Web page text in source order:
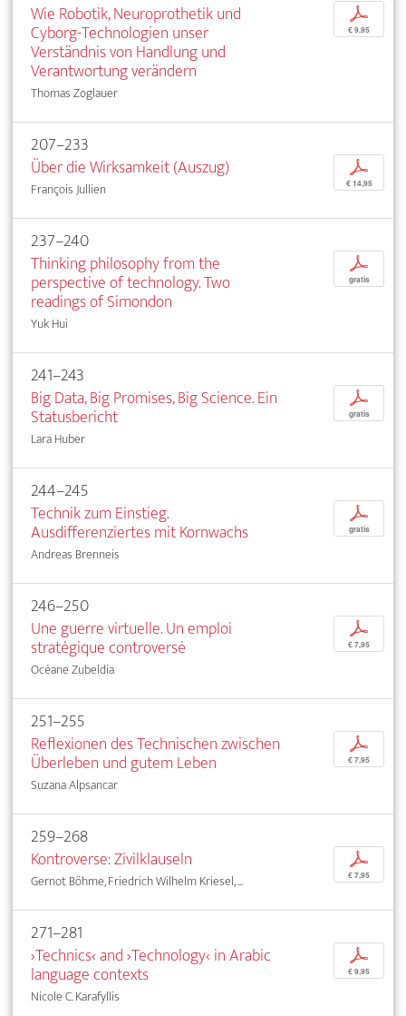
Wie Robotik, Neuroprothetik und
Cyborg-Technologien unser
Verständnis von Handlung und
Verantwortung verändern
Thomas Zoglauer
p
€ 9,95
207–233
Über die Wirksamkeit (Auszug)
François Jullien
p
€ 14,95
237–240
Thinking philosophy from the
perspective of technology. Two
readings of Simondon
Yuk Hui
p
gratis
241–243
Big Data, Big Promises, Big Science. Ein
Statusbericht
Lara Huber
p
gratis
244–245
Technik zum Einstieg.
Ausdifferenziertes mit Kornwachs
Andreas Brenneis
p
gratis
246–250
Une guerre virtuelle. Un emploi
stratégique controversé
Océane Zubeldia
p
€ 7,95
251–255
Reflexionen des Technischen zwischen
Überleben und gutem Leben
Suzana Alpsancar
p
€ 7,95
259–268
Kontroverse: Zivilklauseln
Gernot Böhme, Friedrich Wilhelm Kriesel, ...
p
€ 7,95
271–281
›Technics‹ and ›Technology‹ in Arabic
language contexts
Nicole C. Karafyllis
p
€ 9,95